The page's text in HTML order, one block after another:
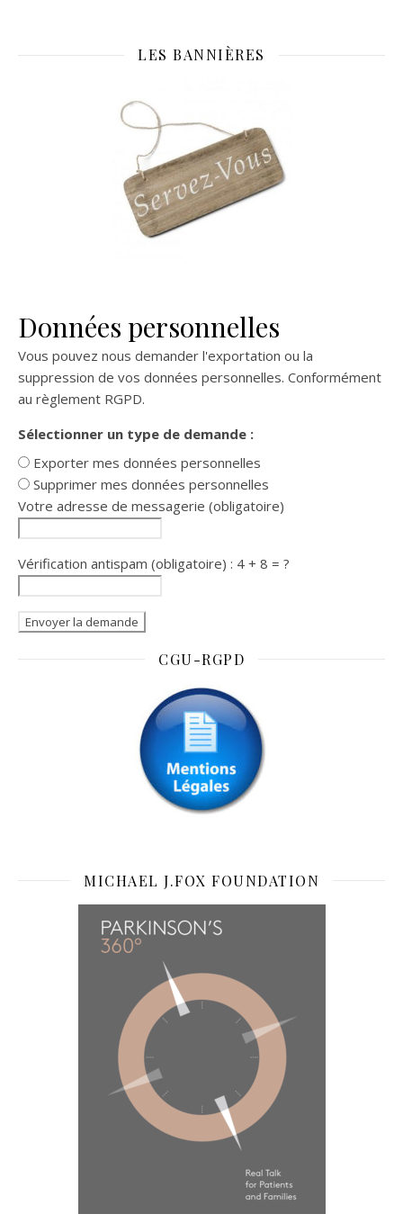
LES BANNIÈRES
Données personnelles
Vous pouvez nous demander l'exportation ou la
suppression de vos données personnelles. Conformément
au règlement RGPD.
Sélectionner un type de demande :
Exporter mes données personnelles
Supprimer mes données personnelles
Votre adresse de messagerie (obligatoire)
Vérification antispam (obligatoire) : 4 + 8 = ?
CGU-RGPD
MICHAEL J.FOX FOUNDATION